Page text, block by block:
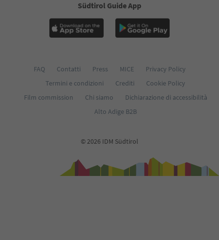
Südtirol Guide App
FAQ Contatti Press MICE
Privacy Policy
Termini e condizioni
Crediti
Cookie Policy
Film commission
Chi siamo
Dichiarazione di accessibilità
Alto Adige B2B
© 2026 IDM Südtirol